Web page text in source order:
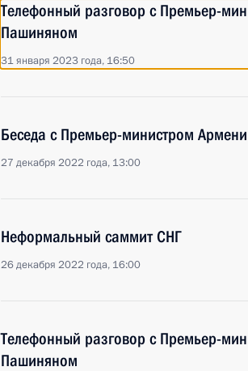
Телефонный разговор с Премьер-
Пашиняном
31 января 2023 года, 16:50
Беседа с Премьер-министром
27 декабря 2022 года, 13:00
Неформальный саммит СНГ
26 декабря 2022 года, 16:00
Телефонный разговор с Премьер-
Пашиняном